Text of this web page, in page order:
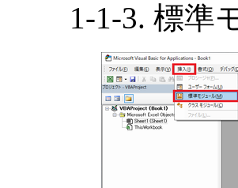
1-1-3. 標準